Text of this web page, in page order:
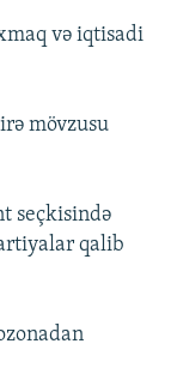
və iqtisadi
mövzusu
seçkisində
qalib